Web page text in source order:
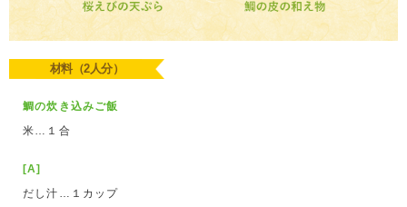
材料（2人分）
鯛の炊き込みご飯
米…１合
[A]
だし汁…１カップ